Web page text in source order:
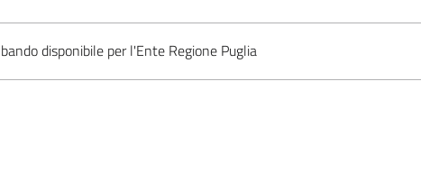
disponibile per l'Ente Regione Puglia